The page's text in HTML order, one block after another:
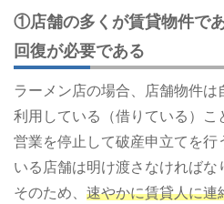
①店舗の多くが賃貸物件で
回復が必要である
ラーメン店の場合、店舗物件は
利用している（借りている）こ
営業を停止して破産申立てを行
いる店舗は明け渡さなければな
そのため、 速やかに賃貸人に連